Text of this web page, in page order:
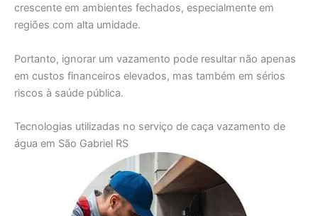
crescente em ambientes fechados, especialmente em
regiões com alta umidade.
Portanto, ignorar um vazamento pode resultar não apenas
em custos financeiros elevados, mas também em sérios
riscos à saúde pública.
Tecnologias utilizadas no serviço de caça vazamento de
água em São Gabriel RS